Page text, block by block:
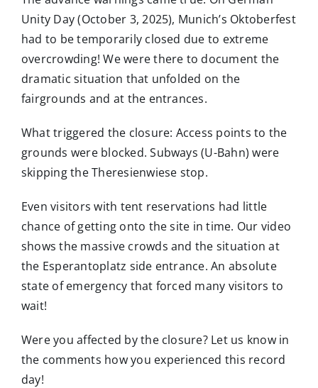
Unity Day (October 3, 2025), Munich’s Oktoberfest
had to be temporarily closed due to extreme
overcrowding! We were there to document the
dramatic situation that unfolded on the
fairgrounds and at the entrances.
What triggered the closure: Access points to the
grounds were blocked. Subways (U-Bahn) were
skipping the Theresienwiese stop.
Even visitors with tent reservations had little
chance of getting onto the site in time. Our video
shows the massive crowds and the situation at
the Esperantoplatz side entrance. An absolute
state of emergency that forced many visitors to
wait!
Were you affected by the closure? Let us know in
the comments how you experienced this record
day!